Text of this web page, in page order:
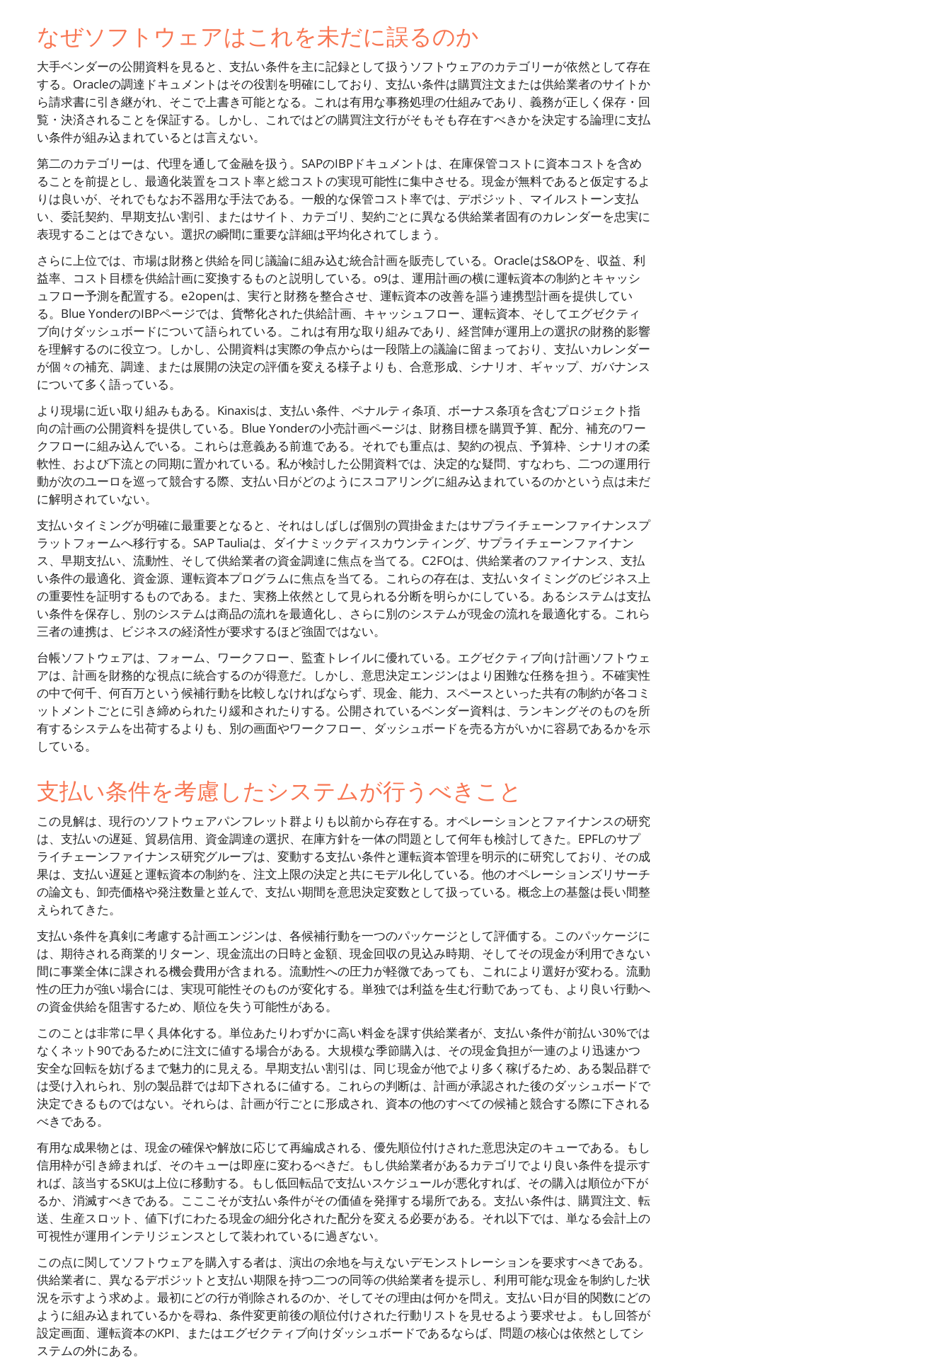
なぜソフトウェアはこれを未だに誤るのか
大手ベンダーの公開資料を見ると、支払い条件を主に記録として扱うソフトウェアのカテゴリーが依然として存在
する。Oracleの調達ドキュメントはその役割を明確にしており、支払い条件は購買注文または供給業者のサイトか
ら請求書に引き継がれ、そこで上書き可能となる。これは有用な事務処理の仕組みであり、義務が正しく保存・回
覧・決済されることを保証する。しかし、これではどの購買注文行がそもそも存在すべきかを決定する論理に支払
い条件が組み込まれているとは言えない。
第二のカテゴリーは、代理を通して金融を扱う。SAPのIBPドキュメントは、在庫保管コストに資本コストを含め
ることを前提とし、最適化装置をコスト率と総コストの実現可能性に集中させる。現金が無料であると仮定するよ
りは良いが、それでもなお不器用な手法である。一般的な保管コスト率では、デポジット、マイルストーン支払
い、委託契約、早期支払い割引、またはサイト、カテゴリ、契約ごとに異なる供給業者固有のカレンダーを忠実に
表現することはできない。選択の瞬間に重要な詳細は平均化されてしまう。
さらに上位では、市場は財務と供給を同じ議論に組み込む統合計画を販売している。OracleはS&OPを、収益、利
益率、コスト目標を供給計画に変換するものと説明している。o9は、運用計画の横に運転資本の制約とキャッシ
ュフロー予測を配置する。e2openは、実行と財務を整合させ、運転資本の改善を謳う連携型計画を提供してい
る。Blue YonderのIBPページでは、貨幣化された供給計画、キャッシュフロー、運転資本、そしてエグゼクティ
ブ向けダッシュボードについて語られている。これは有用な取り組みであり、経営陣が運用上の選択の財務的影響
を理解するのに役立つ。しかし、公開資料は実際の争点からは一段階上の議論に留まっており、支払いカレンダー
が個々の補充、調達、または展開の決定の評価を変える様子よりも、合意形成、シナリオ、ギャップ、ガバナンス
について多く語っている。
より現場に近い取り組みもある。Kinaxisは、支払い条件、ペナルティ条項、ボーナス条項を含むプロジェクト指
向の計画の公開資料を提供している。Blue Yonderの小売計画ページは、財務目標を購買予算、配分、補充のワー
クフローに組み込んでいる。これらは意義ある前進である。それでも重点は、契約の視点、予算枠、シナリオの柔
軟性、および下流との同期に置かれている。私が検討した公開資料では、決定的な疑問、すなわち、二つの運用行
動が次のユーロを巡って競合する際、支払い日がどのようにスコアリングに組み込まれているのかという点は未だ
に解明されていない。
支払いタイミングが明確に最重要となると、それはしばしば個別の買掛金またはサプライチェーンファイナンスプ
ラットフォームへ移行する。SAP Tauliaは、ダイナミックディスカウンティング、サプライチェーンファイナン
ス、早期支払い、流動性、そして供給業者の資金調達に焦点を当てる。C2FOは、供給業者のファイナンス、支払
い条件の最適化、資金源、運転資本プログラムに焦点を当てる。これらの存在は、支払いタイミングのビジネス上
の重要性を証明するものである。また、実務上依然として見られる分断を明らかにしている。あるシステムは支払
い条件を保存し、別のシステムは商品の流れを最適化し、さらに別のシステムが現金の流れを最適化する。これら
三者の連携は、ビジネスの経済性が要求するほど強固ではない。
台帳ソフトウェアは、フォーム、ワークフロー、監査トレイルに優れている。エグゼクティブ向け計画ソフトウェ
アは、計画を財務的な視点に統合するのが得意だ。しかし、意思決定エンジンはより困難な任務を担う。不確実性
の中で何千、何百万という候補行動を比較しなければならず、現金、能力、スペースといった共有の制約が各コミ
ットメントごとに引き締められたり緩和されたりする。公開されているベンダー資料は、ランキングそのものを所
有するシステムを出荷するよりも、別の画面やワークフロー、ダッシュボードを売る方がいかに容易であるかを示
している。
支払い条件を考慮したシステムが行うべきこと
この見解は、現行のソフトウェアパンフレット群よりも以前から存在する。オペレーションとファイナンスの研究
は、支払いの遅延、貿易信用、資金調達の選択、在庫方針を一体の問題として何年も検討してきた。EPFLのサプ
ライチェーンファイナンス研究グループは、変動する支払い条件と運転資本管理を明示的に研究しており、その成
果は、支払い遅延と運転資本の制約を、注文上限の決定と共にモデル化している。他のオペレーションズリサーチ
の論文も、卸売価格や発注数量と並んで、支払い期間を意思決定変数として扱っている。概念上の基盤は長い間整
えられてきた。
支払い条件を真剣に考慮する計画エンジンは、各候補行動を一つのパッケージとして評価する。このパッケージに
は、期待される商業的リターン、現金流出の日時と金額、現金回収の見込み時期、そしてその現金が利用できない
間に事業全体に課される機会費用が含まれる。流動性への圧力が軽微であっても、これにより選好が変わる。流動
性の圧力が強い場合には、実現可能性そのものが変化する。単独では利益を生む行動であっても、より良い行動へ
の資金供給を阻害するため、順位を失う可能性がある。
このことは非常に早く具体化する。単位あたりわずかに高い料金を課す供給業者が、支払い条件が前払い30%では
なくネット90であるために注文に値する場合がある。大規模な季節購入は、その現金負担が一連のより迅速かつ
安全な回転を妨げるまで魅力的に見える。早期支払い割引は、同じ現金が他でより多く稼げるため、ある製品群で
は受け入れられ、別の製品群では却下されるに値する。これらの判断は、計画が承認された後のダッシュボードで
決定できるものではない。それらは、計画が行ごとに形成され、資本の他のすべての候補と競合する際に下される
べきである。
有用な成果物とは、現金の確保や解放に応じて再編成される、優先順位付けされた意思決定のキューである。もし
信用枠が引き締まれば、そのキューは即座に変わるべきだ。もし供給業者があるカテゴリでより良い条件を提示す
れば、該当するSKUは上位に移動する。もし低回転品で支払いスケジュールが悪化すれば、その購入は順位が下が
るか、消滅すべきである。こここそが支払い条件がその価値を発揮する場所である。支払い条件は、購買注文、転
送、生産スロット、値下げにわたる現金の細分化された配分を変える必要がある。それ以下では、単なる会計上の
可視性が運用インテリジェンスとして装われているに過ぎない。
この点に関してソフトウェアを購入する者は、演出の余地を与えないデモンストレーションを要求すべきである。
供給業者に、異なるデポジットと支払い期限を持つ二つの同等の供給業者を提示し、利用可能な現金を制約した状
況を示すよう求めよ。最初にどの行が削除されるのか、そしてその理由は何かを問え。支払い日が目的関数にどの
ように組み込まれているかを尋ね、条件変更前後の順位付けされた行動リストを見せるよう要求せよ。もし回答が
設定画面、運転資本のKPI、またはエグゼクティブ向けダッシュボードであるならば、問題の核心は依然としてシ
ステムの外にある。